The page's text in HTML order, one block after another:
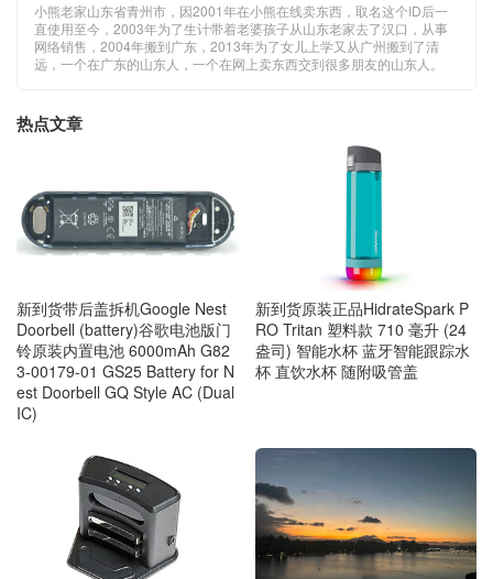
小熊老家山东省青州市，因2001年在小熊在线卖东西，取名这个ID后一
直使用至今，2003年为了生计带着老婆孩子从山东老家去了汉口，从事
网络销售，2004年搬到广东，2013年为了女儿上学又从广州搬到了清
远，一个在广东的山东人，一个在网上卖东西交到很多朋友的山东人。
热点文章
新到货带后盖拆机Google Nest
Doorbell (battery)谷歌电池版门
铃原装内置电池 6000mAh G82
3-00179-01 GS25 Battery for N
est Doorbell GQ Style AC (Dual
IC)
新到货原装正品HidrateSpark P
RO Tritan 塑料款 710 毫升 (24
盎司) 智能水杯 蓝牙智能跟踪水
杯 直饮水杯 随附吸管盖